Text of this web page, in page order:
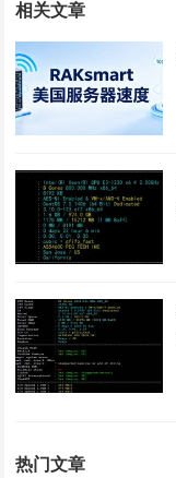
相关文章
热门文章